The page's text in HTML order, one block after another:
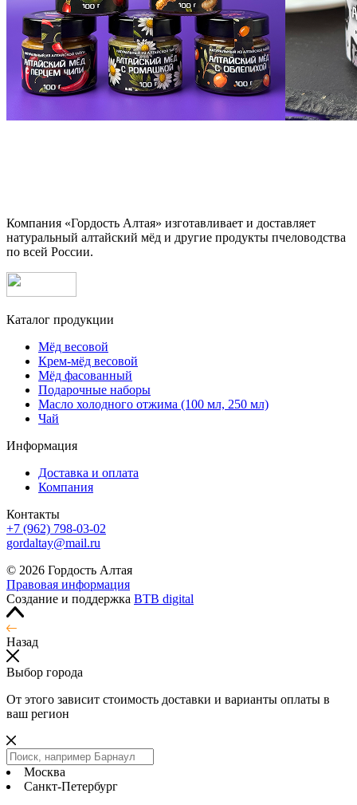
Компания «Гордость Алтая» изготавливает и доставляет
натуральный алтайский мёд и другие продукты пчеловодства
по всей России.
Каталог продукции
Мёд весовой
Крем-мёд весовой
Мёд фасованный
Подарочные наборы
Масло холодного отжима (100 мл, 250 мл)
Чай
Информация
Доставка и оплата
Компания
Контакты
+7 (962) 798-03-02
gordaltay@mail.ru
© 2026 Гордость Алтая
Правовая информация
Создание и поддержка BTB digital
Назад
Выбор города
От этого зависит стоимость доставки и варианты оплаты в
ваш регион
Москва
Санкт-Петербург